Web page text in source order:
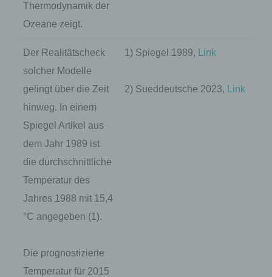
Thermodynamik der
Ozeane zeigt.
Der Realitätscheck
solcher Modelle
gelingt über die Zeit
hinweg. In einem
Spiegel Artikel aus
dem Jahr 1989 ist
die durchschnittliche
Temperatur des
Jahres 1988 mit 15,4
°C angegeben (1).
Die prognostizierte
Temperatur für 2015
1) Spiegel 1989, Link
2) Sueddeutsche 2023, Link